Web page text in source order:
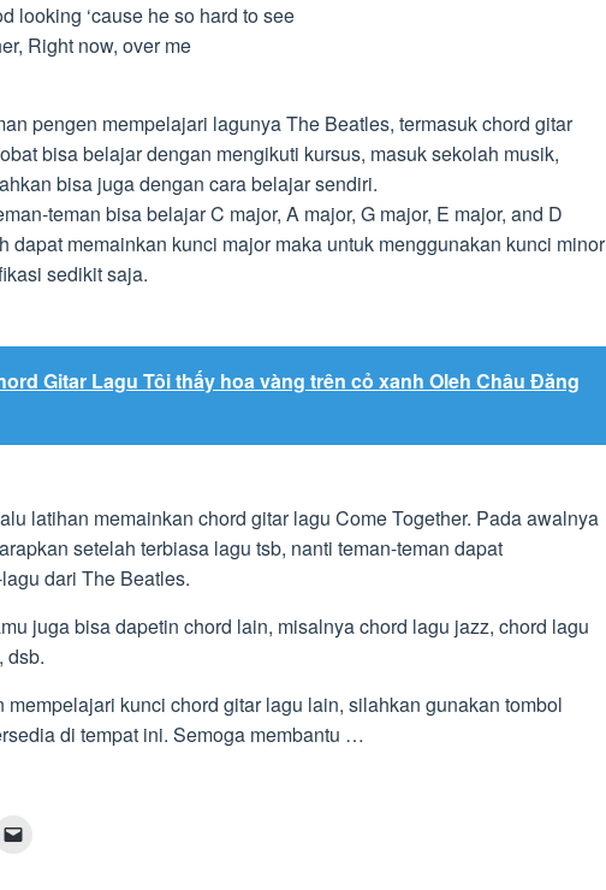
looking ‘cause he so hard to see
Right now, over me
pengen mempelajari lagunya The Beatles, termasuk chord gitar
bisa belajar dengan mengikuti kursus, masuk sekolah musik,
bisa juga dengan cara belajar sendiri.
teman bisa belajar C major, A major, G major, E major, and D
dapat memainkan kunci major maka untuk menggunakan kunci minor
sedikit saja.
Gitar Lagu Tôi thấy hoa vàng trên cỏ xanh Oleh Châu Đăng
latihan memainkan chord gitar lagu Come Together. Pada awalnya
setelah terbiasa lagu tsb, nanti teman-teman dapat
dari The Beatles.
juga bisa dapetin chord lain, misalnya chord lagu jazz, chord lagu
dsb.
mempelajari kunci chord gitar lagu lain, silahkan gunakan tombol
di tempat ini. Semoga membantu …